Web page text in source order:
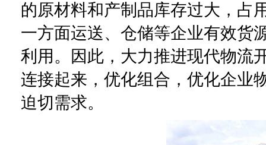
的原材料和产制品库存过大，占
一方面运送、仓储等企业有效货
利用。因此，大力推进现代物流
连接起来，优化组合，优化企业
迫切需求。